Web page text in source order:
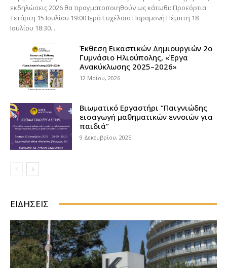
εκδηλώσεις 2026 θα πραγματοποιηθούν ως κάτωθι: Προεόρτια
Τετάρτη 15 Ιουλίου 19:00 Ιερό Ευχέλαιο Παραμονή Πέμπτη 18
Ιουλίου 18:30...
Έκθεση Εικαστικών Δημιουργιών 2ο
Γυμνάσιο Ηλιούπολης, «Έργα
Ανακύκλωσης 2025–2026»
12 Μαΐου, 2026
Βιωματικό Εργαστήρι “Παιγνιώδης
εισαγωγή μαθηματικών εννοιών για
παιδιά”
9 Δεκεμβρίου, 2025
ΕΙΔΉΣΕΙΣ